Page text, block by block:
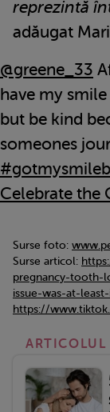
reprezintă
adăugat
@greene_33
have my
but be kind
someones
Celebrate the
Surse foto:
Surse articol:
pregnancy-tooth-
issue-was-at-
https://
ARTICOLUL